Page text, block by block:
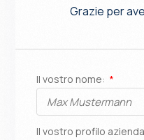
Il vostro nome:
Il vostro profilo
Grazie per